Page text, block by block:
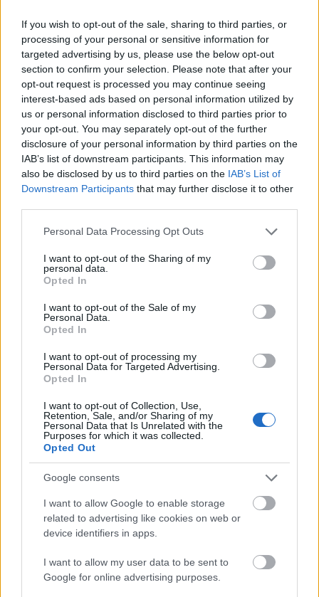
If you wish to opt-out of the sale, sharing to third parties, or
processing of your personal or sensitive information for
targeted advertising by us, please use the below opt-out
section to confirm your selection. Please note that after your
opt-out request is processed you may continue seeing
interest-based ads based on personal information utilized by
us or personal information disclosed to third parties prior to
your opt-out. You may separately opt-out of the further
disclosure of your personal information by third parties on the
IAB’s list of downstream participants. This information may
also be disclosed by us to third parties on the IAB’s List of
Downstream Participants that may further disclose it to other
Please note that this website/app uses one or more Google
not limited to your visit or usage behaviour. You may click to
grant or deny consent to Google and its third-party tags to
use your data for below specified purposes in below Google
consent section.
Personal Data Processing Opt Outs
I want to opt-out of the Sharing of my
personal data.
Opted In
I want to opt-out of the Sale of my
Personal Data.
Opted In
I want to opt-out of processing my
Personal Data for Targeted Advertising.
Opted In
I want to opt-out of Collection, Use,
Retention, Sale, and/or Sharing of my
Personal Data that Is Unrelated with the
Purposes for which it was collected.
Opted Out
Google consents
I want to allow Google to enable storage
related to advertising like cookies on web or
device identifiers in apps.
I want to allow my user data to be sent to
Google for online advertising purposes.
okos!Mindenesetre kiváncsi vagyok,milyen néven
látjuk viszont a starst!Volt már Nove Zámky,Vasas!Mi
jön még?Honvéd,MTK,Taktaharkány?
Lazlee
16 éve
@szorgalmas: pedig aszittem vagány csávó vagy...
bonsay
Persze, nem engem bántottál hanem a fiamat aki itt
hokizik!
Nem minden alap nélkül csináltak csapatott!
Neked az számit hogy egy csapatnak mi a neve?
Létrejött a semmiből egy csapat ami két év alatt
megnyerte a MOL ligát és ha gebei művészúr nem
kap zsíros állást Űjvárosban akkor az OB 2. hely is
meglett volna.De légyszíves mond már meg nekem a
nagy tradiciokkal rendelkező FRADI vagy ute mikor
nyert utoljára valamit.........De legyen neked igazad,
megkell szüntetni a STARSt és még a Macikat és a
akkor három csapatból biztos dobogon végeztek!!!
Igy is el lehet sikereket elérni.Remélem fiam minnél
elöbb menekül ebből a mocsokból valahova
külfödre.
OliBLOOD
@bonsay: Azt miért hagytad ki, hogy Kincsest is